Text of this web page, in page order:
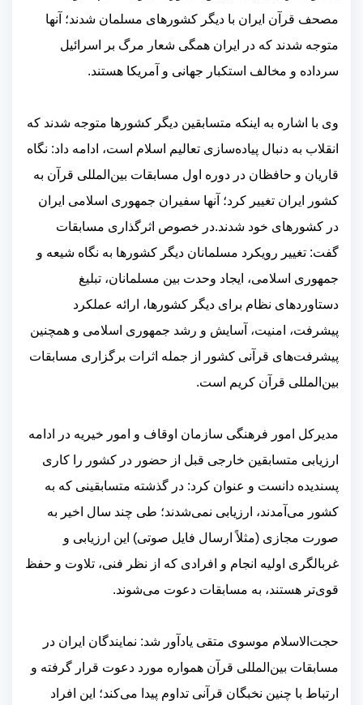
مصحف قرآن ایران با دیگر کشورهای مسلمان شدند؛ آنها
متوجه شدند که در ایران همگی شعار مرگ بر اسرائیل
سرداده و مخالف استکبار جهانی و آمریکا هستند.
وی با اشاره به اینکه متسابقین دیگر کشورها متوجه شدند که
انقلاب به دنبال پیاده‌سازی تعالیم اسلام است، ادامه داد: نگاه
قاریان و حافظان در دوره اول مسابقات بین‌المللی قرآن به
کشور ایران تغییر کرد؛ آنها سفیران جمهوری اسلامی ایران
در کشورهای خود شدند.در خصوص اثرگذاری مسابقات
گفت: تغییر رویکرد مسلمانان دیگر کشورها به نگاه شیعه و
جمهوری اسلامی، ایجاد وحدت بین مسلمانان، تبلیغ
دستاوردهای نظام برای دیگر کشورها، ارائه عملکرد
پیشرفت، امنیت، آسایش و رشد جمهوری اسلامی و همچنین
پیشرفت‌های قرآنی کشور از جمله اثرات برگزاری مسابقات
بین‌المللی قرآن کریم است.
مدیرکل امور فرهنگی سازمان اوقاف و امور خیریه در ادامه‌
ارزیابی متسابقین خارجی قبل از حضور در کشور را کاری
پسندیده دانست و عنوان کرد: در گذشته متسابقینی که به
کشور می‌آمدند، ارزیابی نمی‌شدند؛ طی چند سال اخیر به
صورت مجازی (مثلاً ارسال فایل صوتی) این ارزیابی و
غربالگری اولیه انجام و افرادی که از نظر فنی، تلاوت و حفظ
قوی‌تر هستند، به مسابقات دعوت می‌شوند.
حجت‌الاسلام موسوی متقی یادآور شد: نمایندگان ایران در
مسابقات بین‌المللی قرآن همواره مورد دعوت قرار گرفته و
ارتباط با چنین نخبگان قرآنی تداوم پیدا می‌کند؛ این افراد